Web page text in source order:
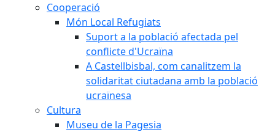
Cooperació
Món Local Refugiats
Suport a la població afectada pel
conflicte d'Ucraïna
A Castellbisbal, com canalitzem la
solidaritat ciutadana amb la població
ucraïnesa
Cultura
Museu de la Pagesia